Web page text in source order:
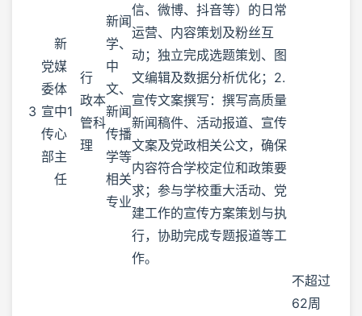
3
党
委
宣
传
部
新
媒
体
中
心
主
任
1
行
政
管
理
本
科
新闻
学、
中
文、
新闻
传播
学等
相关
专业
信、微博、抖音等）的日常
运营、内容策划及粉丝互
动；独立完成选题策划、图
文编辑及数据分析优化；2.
宣传文案撰写：撰写高质量
新闻稿件、活动报道、宣传
文案及党政相关公文，确保
内容符合学校定位和政策要
求；参与学校重大活动、党
建工作的宣传方案策划与执
行，协助完成专题报道等工
作。
不超过
62周